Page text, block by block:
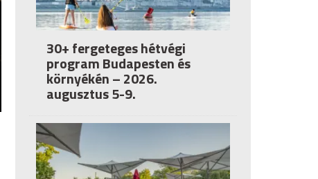
30+ fergeteges hétvégi
program Budapesten és
környékén – 2026.
augusztus 5-9.